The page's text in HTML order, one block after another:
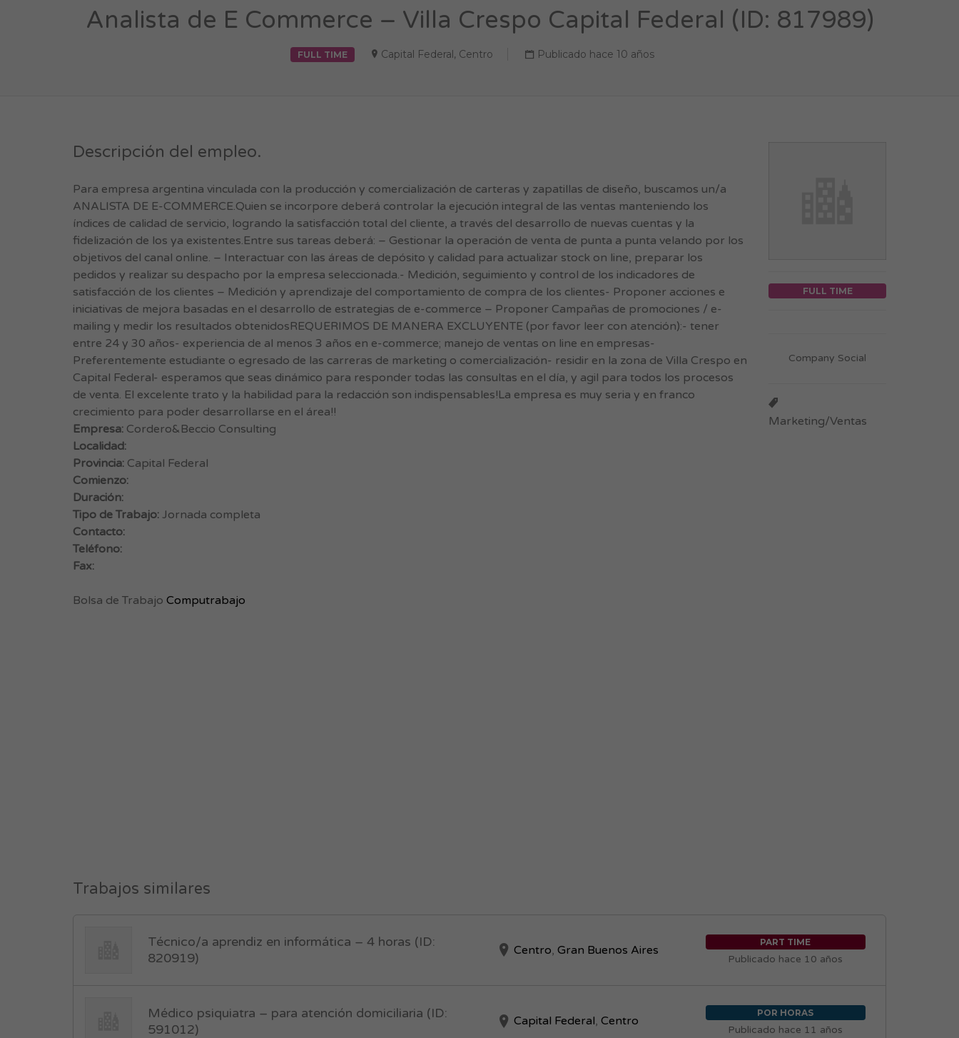
Analista de E Commerce – Villa Crespo Capital Federal (ID: 817989)
FULL TIME Capital Federal, Centro Publicado hace 10 años
Descripción del empleo.
Para empresa argentina vinculada con la producción y comercialización de carteras y zapatillas de diseño, buscamos un/a
ANALISTA DE E-COMMERCE.Quien se incorpore deberá controlar la ejecución integral de las ventas manteniendo los
índices de calidad de servicio, logrando la satisfacción total del cliente, a través del desarrollo de nuevas cuentas y la
fidelización de los ya existentes.Entre sus tareas deberá: – Gestionar la operación de venta de punta a punta velando por los
objetivos del canal online. – Interactuar con las áreas de depósito y calidad para actualizar stock on line, preparar los
pedidos y realizar su despacho por la empresa seleccionada.- Medición, seguimiento y control de los indicadores de
satisfacción de los clientes – Medición y aprendizaje del comportamiento de compra de los clientes- Proponer acciones e
iniciativas de mejora basadas en el desarrollo de estrategias de e-commerce – Proponer Campañas de promociones / e-
mailing y medir los resultados obtenidosREQUERIMOS DE MANERA EXCLUYENTE (por favor leer con atención):- tener
entre 24 y 30 años- experiencia de al menos 3 años en e-commerce; manejo de ventas on line en empresas-
Preferentemente estudiante o egresado de las carreras de marketing o comercialización- residir en la zona de Villa Crespo en
Capital Federal- esperamos que seas dinámico para responder todas las consultas en el día, y agil para todos los procesos
de venta. El excelente trato y la habilidad para la redacción son indispensables!La empresa es muy seria y en franco
crecimiento para poder desarrollarse en el área!!
Empresa: Cordero&Beccio Consulting
Localidad:
Provincia: Capital Federal
Comienzo:
Duración:
Tipo de Trabajo: Jornada completa
Contacto:
Teléfono:
Fax:
Bolsa de Trabajo Computrabajo
FULL TIME
Company Social
Marketing/Ventas
Trabajos similares
Técnico/a aprendiz en informática – 4 horas (ID:
820919)
Centro, Gran Buenos Aires
PART TIME
Publicado hace 10 años
Médico psiquiatra – para atención domiciliaria (ID:
591012)
Capital Federal, Centro
POR HORAS
Publicado hace 11 años